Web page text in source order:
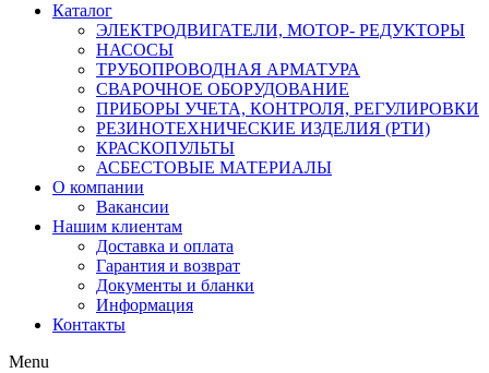
Каталог
ЭЛЕКТРОДВИГАТЕЛИ, МОТОР- РЕДУКТОРЫ
НАСОСЫ
ТРУБОПРОВОДНАЯ АРМАТУРА
СВАРОЧНОЕ ОБОРУДОВАНИЕ
ПРИБОРЫ УЧЕТА, КОНТРОЛЯ, РЕГУЛИРОВКИ
РЕЗИНОТЕХНИЧЕСКИЕ ИЗДЕЛИЯ (РТИ)
КРАСКОПУЛЬТЫ
АСБЕСТОВЫЕ МАТЕРИАЛЫ
О компании
Вакансии
Нашим клиентам
Доставка и оплата
Гарантия и возврат
Документы и бланки
Информация
Контакты
Menu